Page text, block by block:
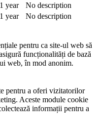
1 year
No description
1 year
No description
pentru ca site-ul web să
funcționalități de bază
web, în mod anonim.
pentru a oferi vizitatorilor
Aceste module cookie
informații pentru a